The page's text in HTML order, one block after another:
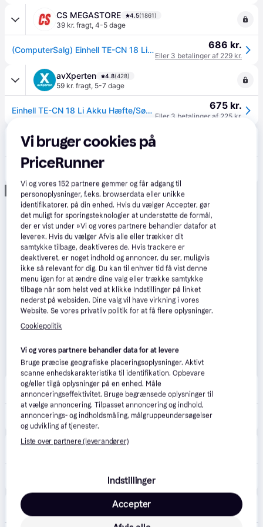
CS MEGASTORE 4.5(1861)
39 kr. fragt, 4-5 dage
(ComputerSalg) Einhell TE-CN 18 Li - Solo, Sømpistol/hæftepistol, Lige magasin, Kontakttilstand, Sort, Rød, Plast, Kina - SOLO 686 kr.
Eller 3 betalinger af 229 kr.
avXperten 4.8(428)
59 kr. fragt, 5-7 dage
Einhell TE-CN 18 Li Akku Hæfte/Sømpistol Uden Batteri - med Søm/Klammer (18V) 675 kr.
Eller 3 betalinger af 225 kr.
Netbyggemarked (151)
75 kr. fragt,1-3 dage
Annonce
BygXtra 4.1(29)
49 kr. fragt,1 dag
Einhell TE-CN 18 LI Klammepistol – Solo 729 kr.
Homeshop.dk 4.0(1)
(3)
Vi bruger cookies på
PriceRunner
Vi og vores152 partnere gemmer og får adgang til
personoplysninger, f.eks. browserdata eller unikke
identifikatorer, på din enhed. Hvis du vælger Accepter, gør
det muligt for sporingsteknologier at understøtte de formål,
der er vist under »Vi og vores partnere behandler datafor at
levere«. Hvis du vælger Afvis alle eller trækker dit
samtykke tilbage, deaktiveres de. Hvis trackere er
deaktiveret, er noget indhold og annoncer, du ser, muligvis
ikke så relevant for dig. Du kan til enhver tid få vist denne
menu igen for at ændre dine valg eller trække samtykke
tilbage når som helst ved at klikke Indstillinger på linket
nederst på websiden. Dine valg vil have virkning i vores
Website. Se vores privatliv politik for at få flere oplysninger.
Cookiepolitik
Vi og vores partnere behandler data for at levere
Bruge præcise geografiske placeringsoplysninger. Aktivt
scanne enhedskarakteristika til identifikation. Opbevare
og/eller tilgå oplysninger på en enhed. Måle
annonceringseffektivitet. Bruge begrænsede oplysninger til
at vælge annoncering. Tilpasset annoncering og indhold,
annoncerings- og indholdsmåling, målgruppeundersøgelser
og udvikling af tjenester.
Liste over partnere (leverandører)
Indstillinger
Accepter